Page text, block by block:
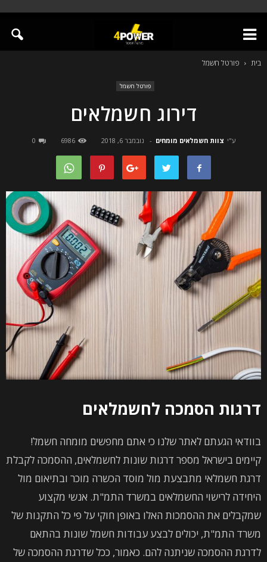
בית פורטל חשמל
פורטל חשמל
דירוג חשמלאים
ע"י צוות חשמלאים מומחים - נובמבר 6, 2018 6986
0
דרגות הסמכה לחשמלאים
בוודאי הגעתם לאתר שלנו כי אתם מחפשים מומחה חשמל!
קיימים בישראל מספר דרגות שונות לחשמלאים, ההסמכה לקבלת
דרגת חשמלאי מתבצעת מול מוסד הכשרה מוכר ובתיאום מול
היחידה לרישוי החשמלאים במשרד התמ"ת. אנשי מקצוע
שמקבלים את ההסמכות האלו באופן חוקי על פי כל התקנות של
משרד התמ"ת, יכולים לבצע עבודות חשמל שונות בהתאם
לדרגת ההסמכה שניתנה להם. כאמור, ככל שדרגת ההסמכה של